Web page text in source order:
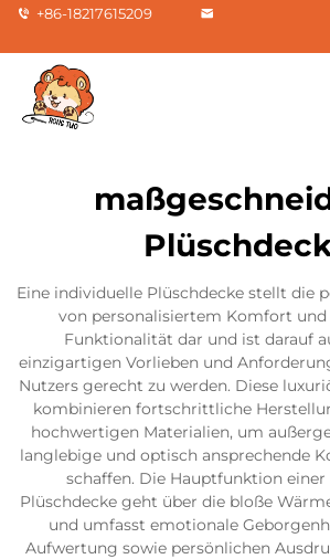
+86-18217615209
Eine individuelle Plüschdecke stellt die
von personalisiertem Komfort
Funktionalität dar und ist darauf
einzigartigen Vorlieben und
Nutzers gerecht zu werden. Diese
kombinieren fortschrittliche
hochwertigen Materialien, um
langlebige und optisch ansprechende
schaffen. Die Hauptfunktion
Plüschdecke geht über die bloße
und umfasst emotionale
Aufwertung sowie persönlichen